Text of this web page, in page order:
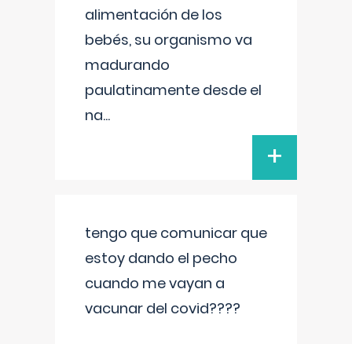
alimentación de los
bebés, su organismo va
madurando
paulatinamente desde el
na...
+
tengo que comunicar que
estoy dando el pecho
cuando me vayan a
vacunar del covid????